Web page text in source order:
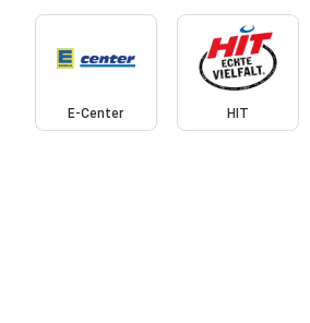
E-Center HIT